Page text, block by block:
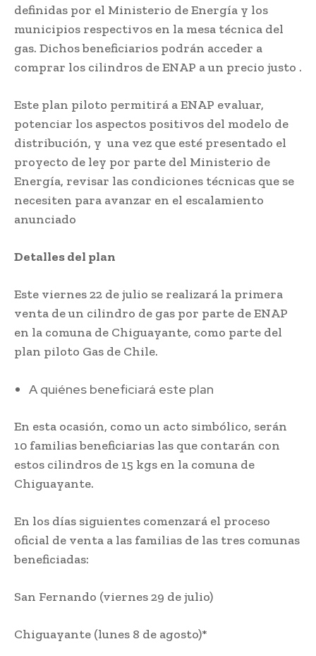
definidas por el Ministerio de Energía y los
municipios respectivos en la mesa técnica del
gas. Dichos beneficiarios podrán acceder a
comprar los cilindros de ENAP a un precio justo .
Este plan piloto permitirá a ENAP evaluar,
potenciar los aspectos positivos del modelo de
distribución, y una vez que esté presentado el
proyecto de ley por parte del Ministerio de
Energía, revisar las condiciones técnicas que se
necesiten para avanzar en el escalamiento
anunciado
Detalles del plan
Este viernes 22 de julio se realizará la primera
venta de un cilindro de gas por parte de ENAP
en la comuna de Chiguayante, como parte del
plan piloto Gas de Chile.
A quiénes beneficiará este plan
En esta ocasión, como un acto simbólico, serán
10 familias beneficiarias las que contarán con
estos cilindros de 15 kgs en la comuna de
Chiguayante.
En los días siguientes comenzará el proceso
oficial de venta a las familias de las tres comunas
beneficiadas:
San Fernando (viernes 29 de julio)
Chiguayante (lunes 8 de agosto)*